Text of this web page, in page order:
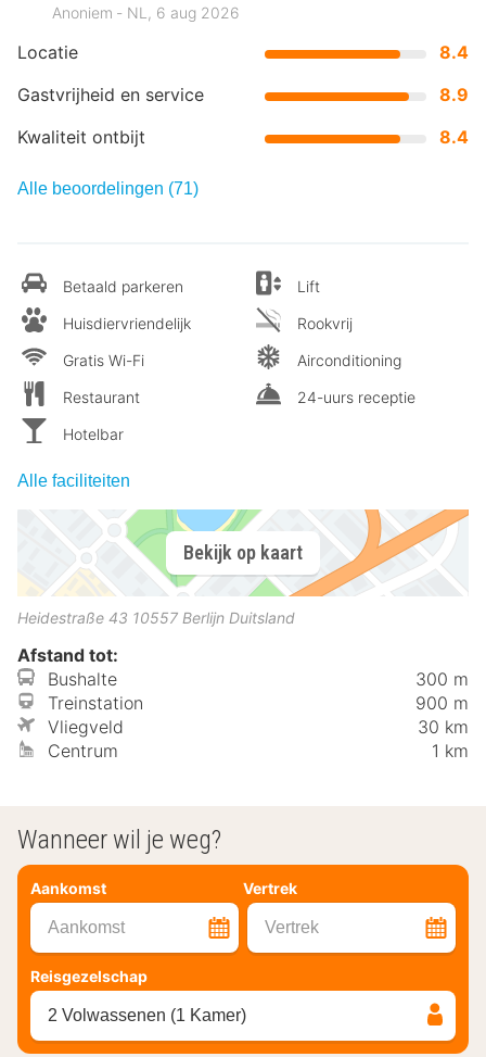
Locatie
8.4
Gastvrijheid en service
8.9
Kwaliteit ontbijt
8.4
grond/looproute.
Anoniem ‐ NL, 6 aug 2026
Alle beoordelingen (71)
Betaald parkeren
Huisdiervriendelijk
Gratis Wi-Fi
Restaurant
Hotelbar
Lift
Rookvrij
Airconditioning
24-uurs receptie
Alle faciliteiten
Bekijk op kaart
Heidestraße 43 10557 Berlijn Duitsland
Afstand tot:
Bushalte
300 m
Treinstation
900 m
Vliegveld
30 km
Centrum
1 km
Wanneer wil je weg?
Aankomst Vertrek
Aankomst Vertrek
Reisgezelschap
2 Volwassenen (1 Kamer)